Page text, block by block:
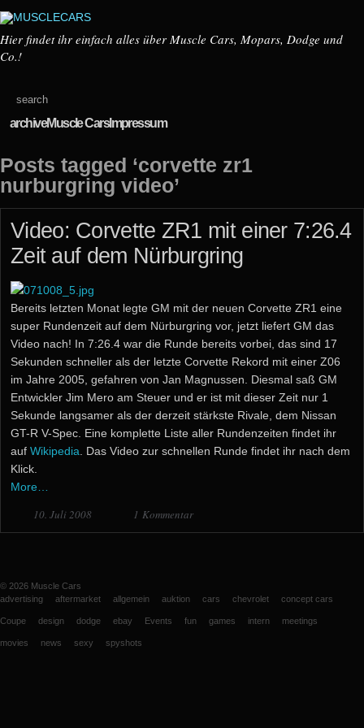
Hier findet ihr einfach alles über Muscle Cars, Mopars, Dodge und
Co.!
archiveMuscle CarsImpressum
Posts tagged ‘corvette zr1
nurburgring video’
Video: Corvette ZR1 mit einer 7:26.4
Zeit auf dem Nürburgring
Bereits letzten Monat legte GM mit der neuen Corvette ZR1 eine
super Rundenzeit auf dem Nürburgring vor, jetzt liefert GM das
Video nach! In 7:26.4 war die Runde bereits vorbei, das sind 17
Sekunden schneller als der letzte Corvette Rekord mit einer Z06
im Jahre 2005, gefahren von Jan Magnussen. Diesmal saß GM
Entwickler Jim Mero am Steuer und er ist mit dieser Zeit nur 1
Sekunde langsamer als der derzeit stärkste Rivale, dem Nissan
GT-R V-Spec. Eine komplette Liste aller Rundenzeiten findet ihr
auf Wikipedia . Das Video zur schnellen Runde findet ihr nach dem
Klick.
More…
10. Juli 2008 1 Kommentar
© 2026 Muscle Cars
advertising
aftermarket allgemein auktion cars chevrolet concept cars
Coupe design dodge ebay Events fun games intern meetings
movies news sexy spyshots